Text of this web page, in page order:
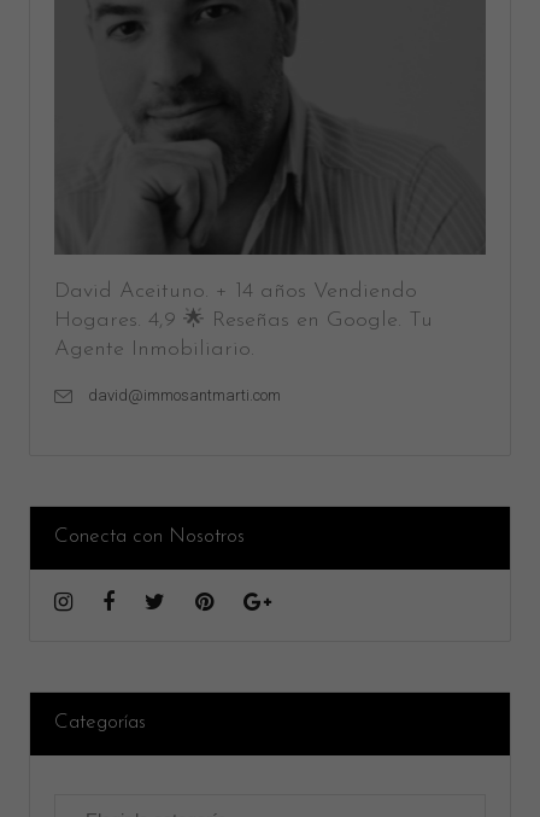
David Aceituno. + 14 años Vendiendo
Hogares. 4,9 🌟 Reseñas en Google. Tu
Agente Inmobiliario.
david@immosantmarti.com
Conecta con Nosotros
Categorías